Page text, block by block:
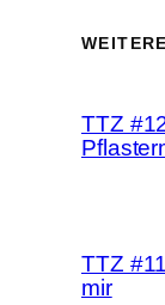
TTZ
TTZ
mir